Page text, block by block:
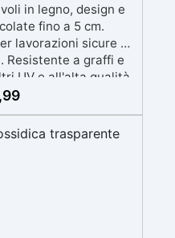
in legno, design e
fino a 5 cm.
lavorazioni sicure e
Resistente a graffi e
UV e all'alta qualità
per eliminare bolle
per il contatto
la pelle.